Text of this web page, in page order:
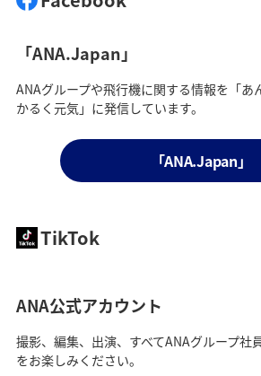
「ANA.Japan」
ANAグループや飛行機に関する情報を「あ
かるく元気」に発信しています。
「ANA.Japan」
TikTok
ANA公式アカウント
撮影、編集、出演、すべてANAグループ社
をお楽しみください。